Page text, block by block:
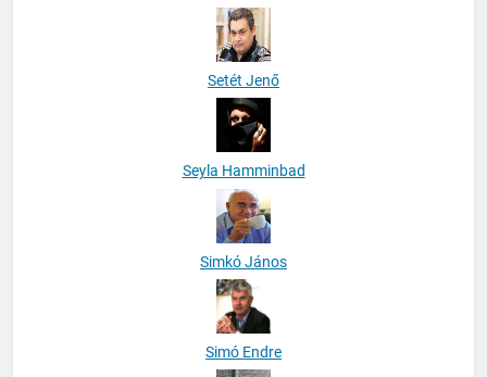
Setét Jenő
Seyla Hamminbad
Simkó János
Simó Endre